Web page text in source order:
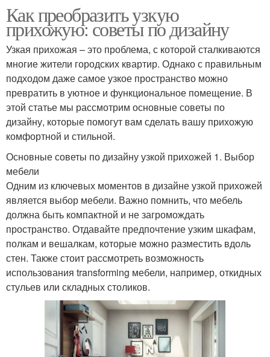
Как преобразить узкую
прихожую: советы по дизайну
Узкая прихожая – это проблема, с которой сталкиваются
многие жители городских квартир. Однако с правильным
подходом даже самое узкое пространство можно
превратить в уютное и функциональное помещение. В
этой статье мы рассмотрим основные советы по
дизайну, которые помогут вам сделать вашу прихожую
комфортной и стильной.
Основные советы по дизайну узкой прихожей 1. Выбор
мебели
Одним из ключевых моментов в дизайне узкой прихожей
является выбор мебели. Важно помнить, что мебель
должна быть компактной и не загромождать
пространство. Отдавайте предпочтение узким шкафам,
полкам и вешалкам, которые можно разместить вдоль
стен. Также стоит рассмотреть возможность
использования transforming мебели, например, откидных
стульев или складных столиков.